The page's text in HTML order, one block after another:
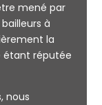
mené par
à
la
étant réputée
nous